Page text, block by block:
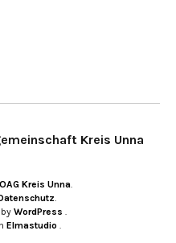
Kreis Unna
OAG Kreis Unna
WordPress
Elmastudio